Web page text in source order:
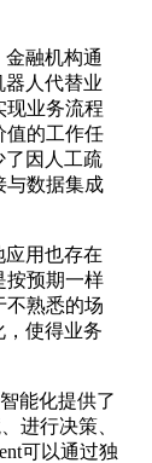
融机构通
人代替业
现业务流程
值的工作任
了因人工疏
与数据集成
应用也存在
按预期一样
不熟悉的场
，使得业务
能化提供了
进行决策、
可以通过独